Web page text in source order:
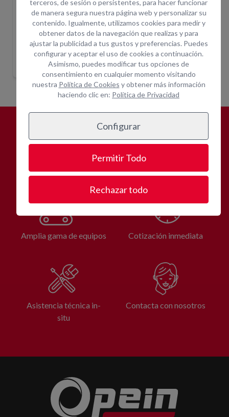
C/M
CARGADORA ART. 0,5M3-900KG C/M
Indique ubicación
para mostrar
precios
MINICARGADORA 700KG C/
Indique ubicación
para mostrar
precios
ALQUILAR CON
OPEIN?
Amplia gama de equipos Cotización inmediata
Asistencia técnica in-
situ
Contacta con nosotros
terceros, de sesión o persistentes, para hacer funcionar
de manera segura nuestra página web y personalizar su
contenido. Igualmente, utilizamos cookies para medir y
obtener datos de la navegación que realizas y para
ajustar la publicidad a tus gustos y preferencias. Puedes
configurar y aceptar el uso de cookies a continuación.
Asimismo, puedes modificar tus opciones de
consentimiento en cualquier momento visitando
nuestra Política de Cookies y obtener más información
haciendo clic en: Política de Privacidad
Configurar
Permitir Todo
Rechazar todo